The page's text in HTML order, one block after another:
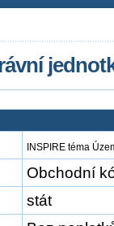
INSPIRE téma
Obchodní
stát